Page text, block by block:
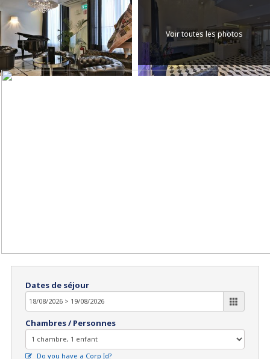
Voir toutes les photos
Dates de séjour
Chambres / Personnes
Do you have a Corp Id?